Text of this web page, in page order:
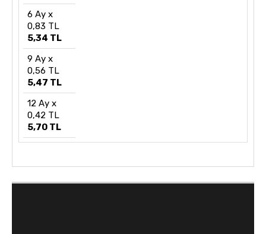
6 Ay x
0,83 TL
5,34 TL
9 Ay x
0,56 TL
5,47 TL
12 Ay x
0,42 TL
5,70 TL